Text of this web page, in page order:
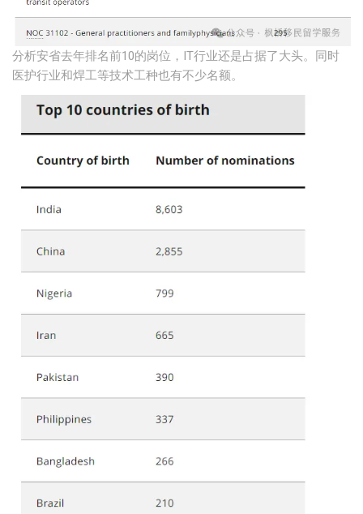
分析安省去年排名前10的岗位，IT行业还是占据了大头。同时
医护行业和焊工等技术工种也有不少名额。